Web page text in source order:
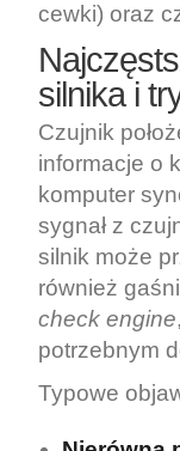
cewki) oraz
silnika i
Czujnik
informacje o
komputer
sygnał z
silnik może
również
check engine
potrzebnym
Typowe